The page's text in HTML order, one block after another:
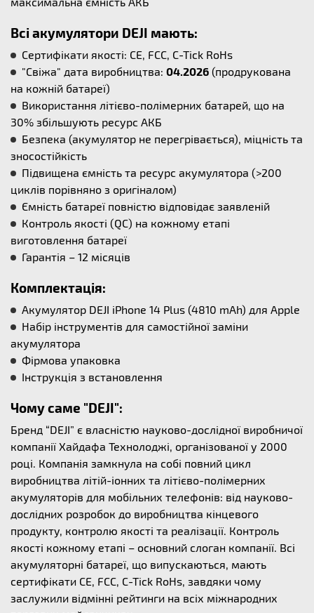
Всі акумулятори DEJI мають:
Сертифікати якості: CE, FCC, C-Tick RoHs
"Свіжа" дата виробництва: 04.2026 (продрукована
на кожній батареї)
Використання літієво-полімерних батарей, що на
30% збільшують ресурс АКБ
Безпека (акумулятор не перегрівається), міцність та
зносостійкість
Підвищена ємність та ресурс акумулятора (>200
циклів порівняно з оригіналом)
Ємність батареї повністю відповідає заявленій
Контроль якості (QC) на кожному етапі
виготовлення батареї
Гарантія – 12 місяців
Комплектація:
Акумулятор DEJI iPhone 14 Plus (4810 mAh) для Apple
Набір інструментів для самостійної заміни
акумулятора
Фірмова упаковка
Інструкція з встановлення
Чому саме "DEJI":
Бренд “DEJI” є власністю науково-дослідної виробничої
компанії Хайдафа Технолоджі, організованої у 2000
році. Компанія замкнула на собі повний цикл
виробництва літій-іонних та літієво-полімерних
акумуляторів для мобільних телефонів: від науково-
дослідних розробок до виробництва кінцевого
продукту, контролю якості та реалізації. Контроль
якості кожному етапі – основний слоган компанії. Всі
акумуляторні батареї, що випускаються, мають
сертифікати CE, FCC, C-Tick RoHs, завдяки чому
заслужили відмінні рейтинги на всіх міжнародних